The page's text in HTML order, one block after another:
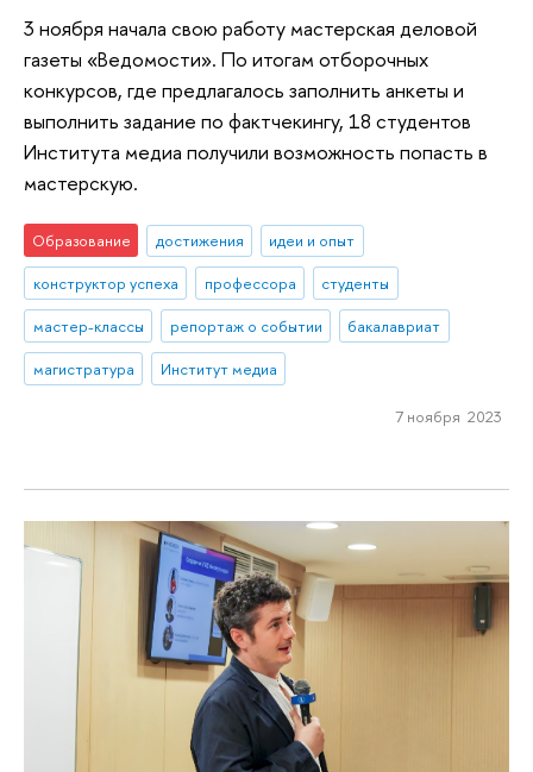
3 ноября начала свою работу мастерская деловой
газеты «Ведомости». По итогам отборочных
конкурсов, где предлагалось заполнить анкеты и
выполнить задание по фактчекингу, 18 студентов
Института медиа получили возможность попасть в
мастерскую.
Образование достижения
идеи и опыт
конструктор успеха
профессора
студенты
мастер-классы
репортаж о событии
бакалавриат
магистратура
Институт медиа
7 ноября 2023